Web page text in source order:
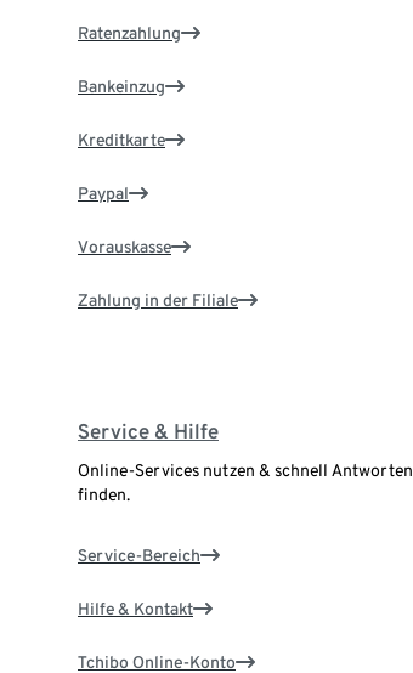
Ratenzahlung
Bankeinzug
Kreditkarte
Paypal
Vorauskasse
Zahlung in der Filiale
Service & Hilfe
Online-Services nutzen & schnell Antworten
finden.
Service-Bereich
Hilfe & Kontakt
Tchibo Online-Konto